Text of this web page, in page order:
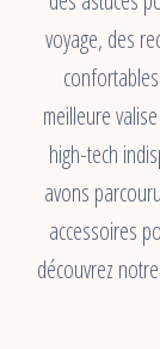
voyage, des
meilleure
high-tech
avons
accessoires
découvrez